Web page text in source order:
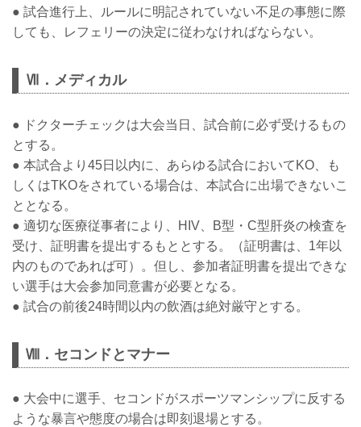
● 試合進行上、ルールに明記されていない不足の事態に際
しても、レフェリーの決定に従わなければならない。
Ⅶ．メディカル
● ドクターチェックは大会当日、試合前に必ず受けるもの
とする。
● 本試合より45日以内に、あらゆる試合においてKO、も
しくはTKOをされている場合は、本試合に出場できないこ
ととなる。
● 適切な医療従事者により、HIV、B型・C型肝炎の検査を
受け、証明書を提出するもととする。（証明書は、1年以
内のものであれば可）。但し、参加者証明書を提出できな
い選手は大会参加同意書が必要となる。
● 試合の前後24時間以内の飲酒は絶対厳守とする。
Ⅷ．セコンドとマナー
● 大会中に選手、セコンドがスポーツマンシップに反する
ような暴言や態度の場合は即刻退場とする。